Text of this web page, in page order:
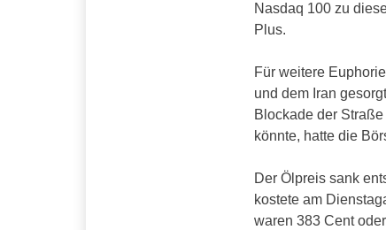
Nasdaq 100 zu
Plus.
Für weitere
und dem Iran
Blockade der
könnte, hatte die
Der Ölpreis sank
kostete am
waren 383 Cent